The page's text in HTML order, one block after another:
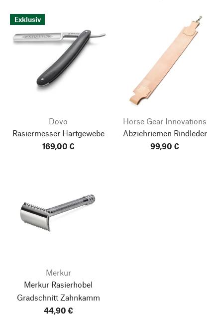
Exklusiv
Dovo
Rasiermesser Hartgewebe
169,00 €
Horse Gear Innovations
Abziehriemen Rindleder
99,90 €
Merkur
Merkur Rasierhobel
Gradschnitt Zahnkamm
44,90 €